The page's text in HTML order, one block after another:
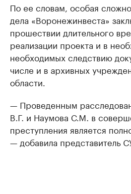
По ее словам, особая
дела «Воронежинвеста»
прошествии длительного
реализации проекта и в
необходимых следствию
числе и в архивных
области.
— Проведенным
В.Г. и Наумова С.М. в
преступления является
— добавила представитель